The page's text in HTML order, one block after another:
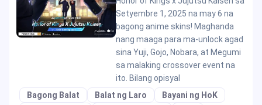
Setyembre 1, 2025 na may 6 na
bagong anime skins! Maghanda
nang maaga para ma-unlock agad
sina Yuji, Gojo, Nobara, at Megumi
sa malaking crossover event na
ito. Bilang opisyal
Bagong Balat
Balat ng Laro
Bayani ng HoK